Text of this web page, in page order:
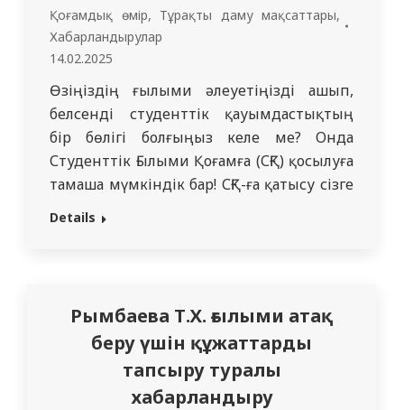
Қоғамдық өмір, Тұрақты даму мақсаттары,
Хабарландырулар
14.02.2025
Өзіңіздің ғылыми әлеуетіңізді ашып,
белсенді студенттік қауымдастықтың
бір бөлігі болғыңыз келе ме? Онда
Студенттік Ғылыми Қоғамға (СҒҚ) қосылуға
тамаша мүмкіндік бар! СҒҚ-ға қатысу сізге
не береді? * Студенттік ғылымды
бүкілресейлік және халықаралық
конференцияларға қатысу. * Іс-
шараларды ұйымдастыру және басқару…
Details
Рымбаева Т.Х. ғылыми атақ
беру үшін құжаттарды
тапсыру туралы
хабарландыру